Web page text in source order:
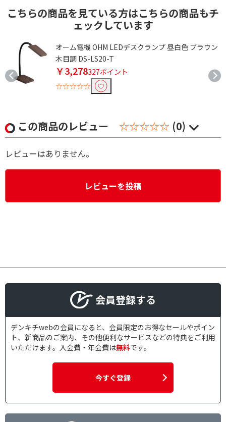
こちらの商品を見ている方はこちらの商品もチ
ェックしています
オーム電機 OHM LEDデスクランプ 昼白色 ブラウン
木目調 DS-LS20-T
￥3,278327ポイント
☆☆☆☆☆
この商品のレビュー ☆☆☆☆☆ (0)
レビューはありません。
レビューを投稿
会員登録する
デンキチwebの会員になると、会員限定のお得なセールやポイン
ト、新商品のご案内、その他便利なサービスなどの特典をご利用
いただけます。入会費・年会費は無料です。
今すぐ登録